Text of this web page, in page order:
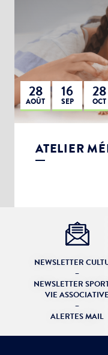
28
AOÛT
16
SEP
28
OCT
ATELIER
NEWSLETTER
–
NEWSLETTER
VIE ASSOCIATIVE
–
ALERTES MAIL